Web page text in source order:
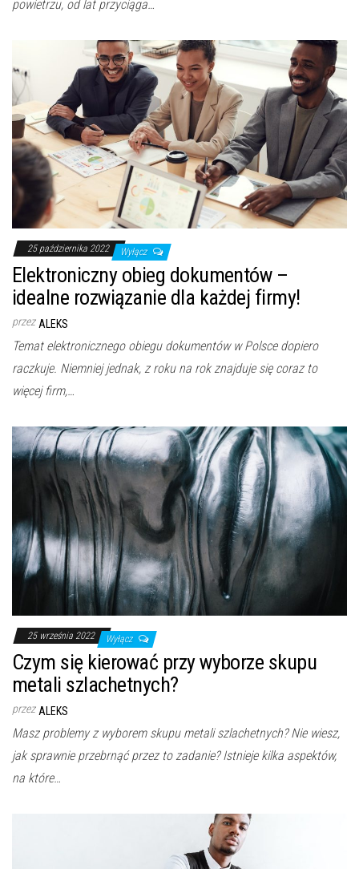
powietrzu, od lat przyciąga…
25 października 2022 Wyłącz
Elektroniczny obieg dokumentów –
idealne rozwiązanie dla każdej firmy!
przez ALEKS
Temat elektronicznego obiegu dokumentów w Polsce dopiero
raczkuje. Niemniej jednak, z roku na rok znajduje się coraz to
więcej firm,…
25 września 2022 Wyłącz
Czym się kierować przy wyborze skupu
metali szlachetnych?
przez ALEKS
Masz problemy z wyborem skupu metali szlachetnych? Nie wiesz,
jak sprawnie przebrnąć przez to zadanie? Istnieje kilka aspektów,
na które…